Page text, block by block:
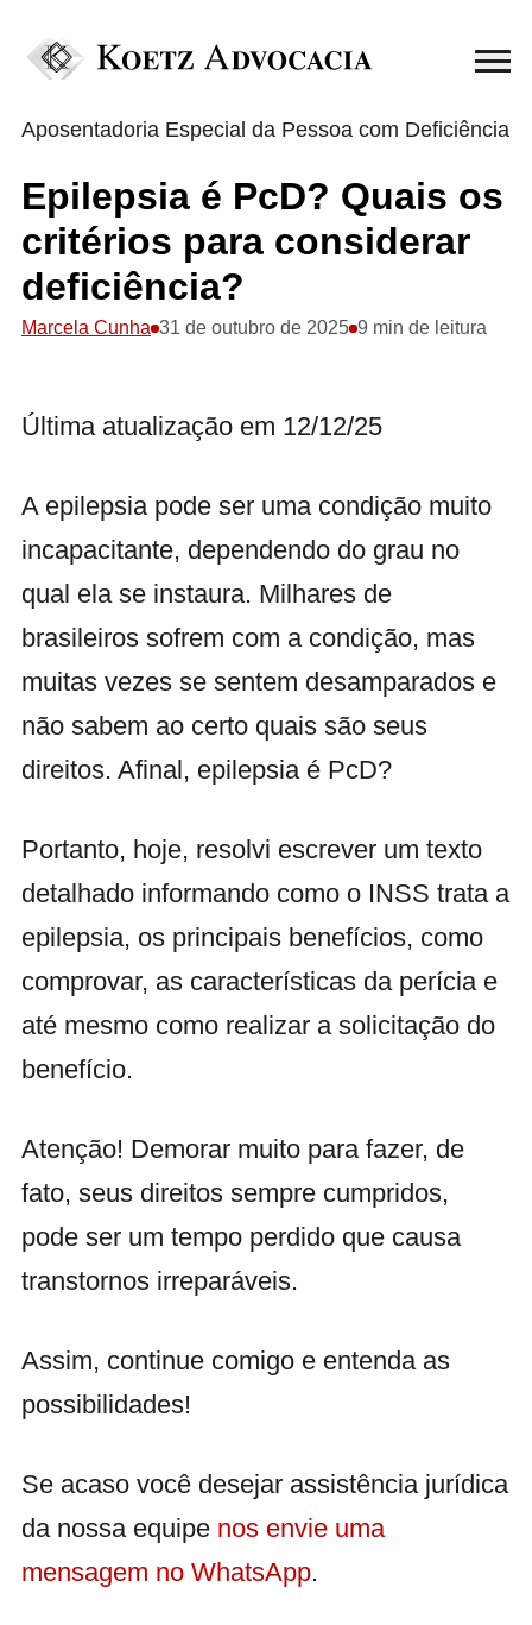
Aposentadoria Especial da Pessoa com Deficiência
Epilepsia é PcD? Quais os
critérios para considerar
deficiência?
Marcela Cunha 31 de outubro de 2025 9 min de leitura
Última atualização em 12/12/25
A epilepsia pode ser uma condição muito
incapacitante, dependendo do grau no
qual ela se instaura. Milhares de
brasileiros sofrem com a condição, mas
muitas vezes se sentem desamparados e
não sabem ao certo quais são seus
direitos. Afinal, epilepsia é PcD?
Portanto, hoje, resolvi escrever um texto
detalhado informando como o INSS trata a
epilepsia, os principais benefícios, como
comprovar, as características da perícia e
até mesmo como realizar a solicitação do
benefício.
Atenção! Demorar muito para fazer, de
fato, seus direitos sempre cumpridos,
pode ser um tempo perdido que causa
transtornos irreparáveis.
Assim, continue comigo e entenda as
possibilidades!
Se acaso você desejar assistência jurídica
da nossa equipe nos envie uma
mensagem no WhatsApp.